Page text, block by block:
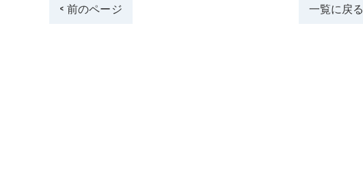
< 前のページ 一覧に戻る